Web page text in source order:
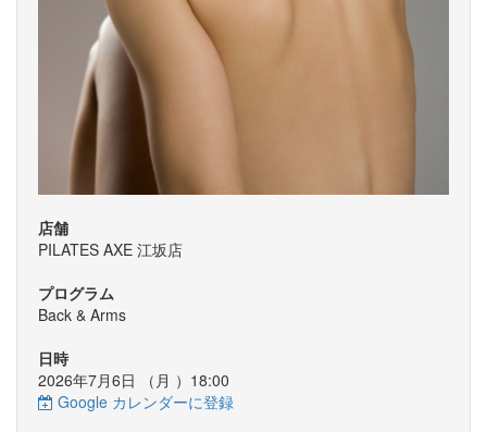
店舗
PILATES AXE 江坂店
プログラム
Back & Arms
日時
2026年7月6日 （ 月 ）18:00
Google カレンダーに登録